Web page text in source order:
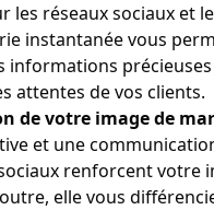
les réseaux sociaux et
instantanée vous
informations
attentes de vos clients.
de votre image de
et une
renforcentvotre
elle vous